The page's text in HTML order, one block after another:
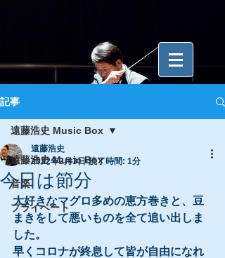
記事
遠藤浩史 Music Box
音楽
プライベート
遠藤浩史 Music Box
今日は節分
遠藤浩史
2022年2月3日 読了時間: 1分
大好きなマグロ多めの恵方巻きと、豆
まきをして悪いものを全て追い出しま
した。
早くコロナが終息して皆が自由になれ